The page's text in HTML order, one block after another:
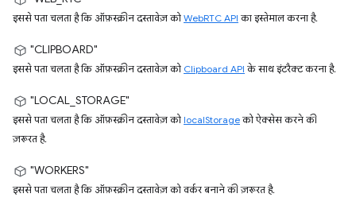
इससे पता चलता है कि ऑफ़स्क्रीन दस्तावेज़ को WebRTC API का इस्तेमाल करना है.
"CLIPBOARD"
इससे पता चलता है कि ऑफ़स्क्रीन दस्तावेज़ को Clipboard API के साथ इंटरैक्ट करना है.
"LOCAL_STORAGE"
इससे पता चलता है कि ऑफ़स्क्रीन दस्तावेज़ को localStorage को ऐक्सेस करने की
ज़रूरत है.
"WORKERS"
इससे पता चलता है कि ऑफ़स्क्रीन दस्तावेज़ को वर्कर बनाने की ज़रूरत है.